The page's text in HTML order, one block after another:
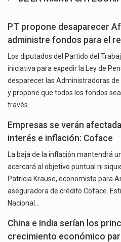
PT propone desaparecer
administre fondos para el
Los diputados del Partido del
iniciativa para expedir la Ley de
desparecer las Administradoras
y propone que todos los fondos
través…
Empresas se verán
interés e inflación: Coface
La baja de la inflación mantendrá
acercará al objetivo puntual ni
Patricia Krause, economista para
aseguradora de crédito Coface.
Nacional…
China e India serían los
crecimiento económico